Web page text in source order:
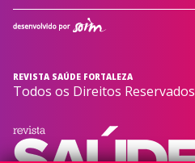
REVISTA SAÚDE FORTALEZA
Todos os Direitos Reservados